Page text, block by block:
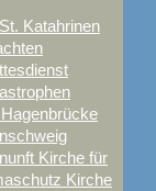
Katahrinen
Kirche für
Kirche